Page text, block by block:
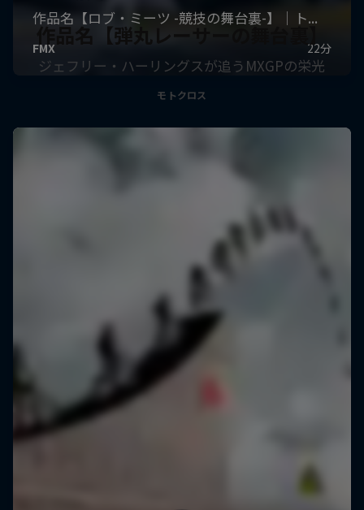
作品名【弾丸レーサーの舞台裏】
ジェフリー・ハーリングスが追うMXGPの栄光
モトクロス